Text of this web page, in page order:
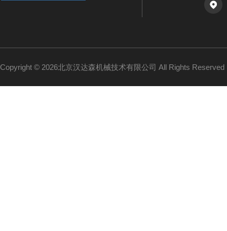
Copyright © 2026北京汉达森机械技术有限公司 All Rights